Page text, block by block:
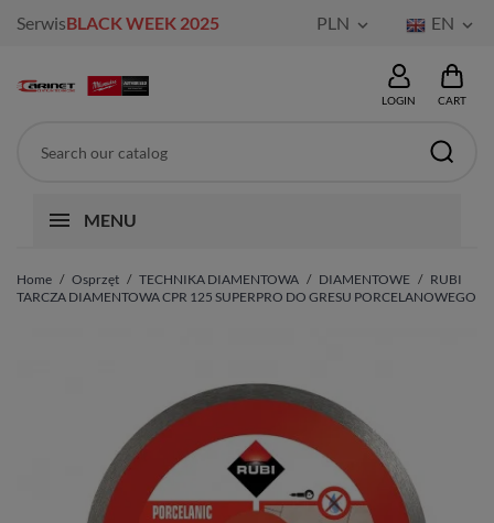
SerwisBLACK WEEK 2025 PLN  EN 
LOGIN CART
MENU
Home Osprzęt TECHNIKA DIAMENTOWA DIAMENTOWE
RUBI
TARCZA DIAMENTOWA CPR 125 SUPERPRO DO GRESU PORCELANOWEGO